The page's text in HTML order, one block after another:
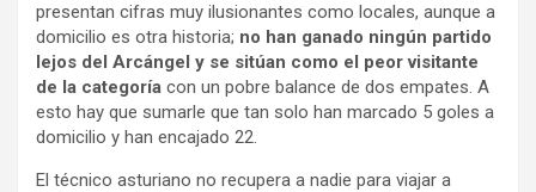
presentan cifras muy ilusionantes como locales, aunque a
domicilio es otra historia; no han ganado ningún partido
lejos del Arcángel y se sitúan como el peor visitante
de la categoría con un pobre balance de dos empates. A
esto hay que sumarle que tan solo han marcado 5 goles a
domicilio y han encajado 22.
El técnico asturiano no recupera a nadie para viajar a